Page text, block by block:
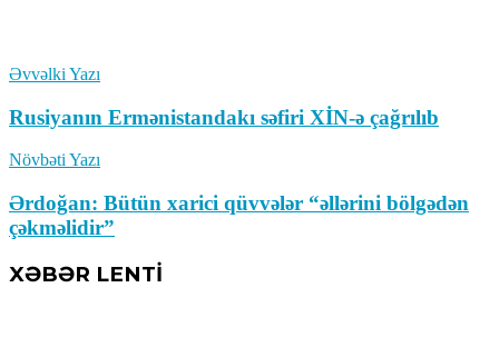
Əvvəlki Yazı
Rusiyanın Ermənistandakı səfiri XİN-ə çağrılıb
Növbəti Yazı
Ərdoğan: Bütün xarici qüvvələr “əllərini bölgədən
çəkməlidir”
XƏBƏR LENTİ